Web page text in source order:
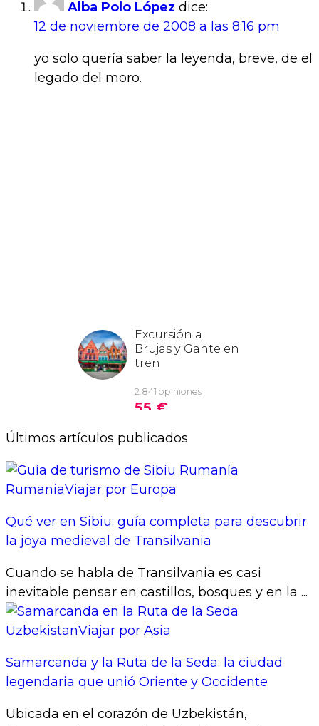
Alba Polo López dice:
12 de noviembre de 2008 a las 8:16 pm
yo solo quería saber la leyenda, breve, de el
legado del moro.
Últimos artículos publicados
RumaniaViajar por Europa
Qué ver en Sibiu: guía completa para descubrir
la joya medieval de Transilvania
Cuando se habla de Transilvania es casi
inevitable pensar en castillos, bosques y en la ...
UzbekistanViajar por Asia
Samarcanda y la Ruta de la Seda: la ciudad
legendaria que unió Oriente y Occidente
Ubicada en el corazón de Uzbekistán,